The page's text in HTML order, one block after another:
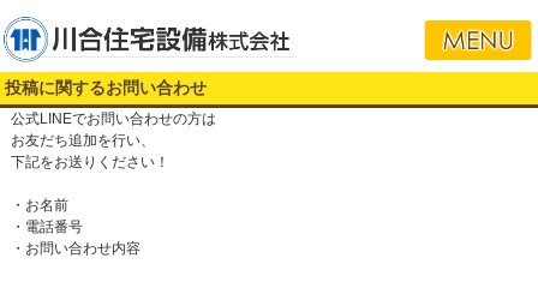
投稿に関するお問い合わせ
公式LINEでお問い合わせの方は
お友だち追加を行い、
下記をお送りください！
・お名前
・電話番号
・お問い合わせ内容